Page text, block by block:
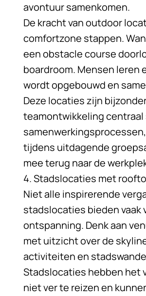
avontuur samenkomen.
De kracht van outdoor
comfortzone stappen.
een obstacle course
boardroom. Mensen leren
wordt opgebouwd en
Deze locaties zijn
teamontwikkeling
tijdens uitdagende
mee terug naar de
4. Stadslocaties met
Niet alle inspirerende
stadslocaties bieden vaak
ontspanning. Denk aan
met uitzicht over de
activiteiten en
Stadslocaties hebben het
niet ver te reizen en